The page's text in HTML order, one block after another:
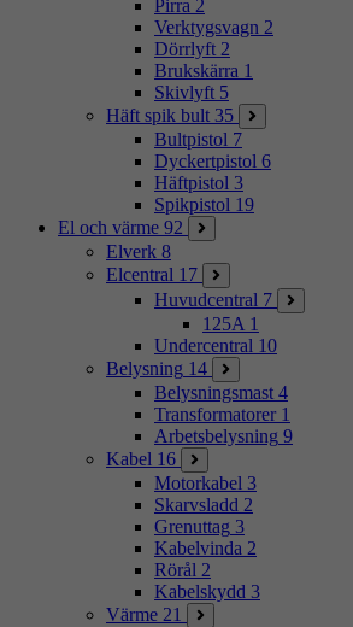
Pirra 2
Verktygsvagn 2
Dörrlyft 2
Brukskärra 1
Skivlyft 5
Häft spik bult 35
Bultpistol 7
Dyckertpistol 6
Häftpistol 3
Spikpistol 19
El och värme 92
Elverk 8
Elcentral 17
Huvudcentral 7
125A 1
Undercentral 10
Belysning 14
Belysningsmast 4
Transformatorer 1
Arbetsbelysning 9
Kabel 16
Motorkabel 3
Skarvsladd 2
Grenuttag 3
Kabelvinda 2
Rörål 2
Kabelskydd 3
Värme 21